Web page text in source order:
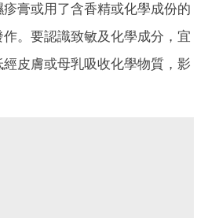
膏或用了含香精或化學成份的
。要認識致敏及化學成分，宜
皮膚或母乳吸收化學物質，影